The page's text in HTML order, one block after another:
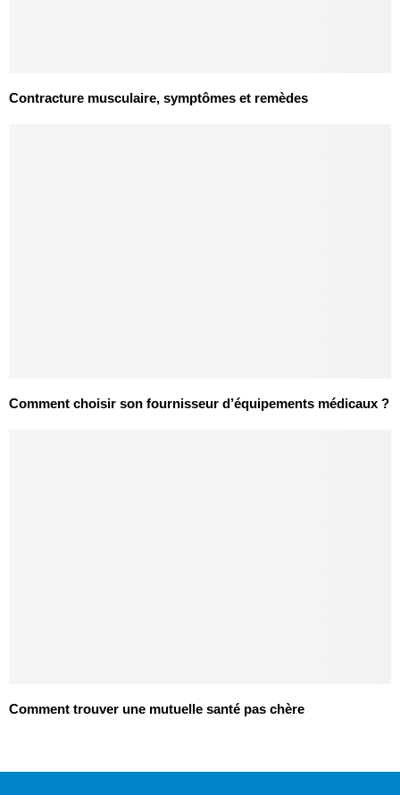
Contracture musculaire, symptômes et remèdes
Comment choisir son fournisseur d’équipements médicaux ?
Comment trouver une mutuelle santé pas chère